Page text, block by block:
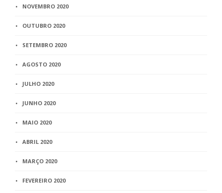
NOVEMBRO 2020
OUTUBRO 2020
SETEMBRO 2020
AGOSTO 2020
JULHO 2020
JUNHO 2020
MAIO 2020
ABRIL 2020
MARÇO 2020
FEVEREIRO 2020